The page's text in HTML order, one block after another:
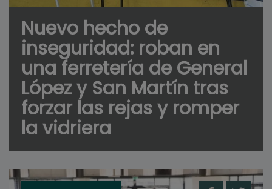
Nuevo hecho de
inseguridad: roban en
una ferretería de General
López y San Martín tras
forzar las rejas y romper
la vidriera